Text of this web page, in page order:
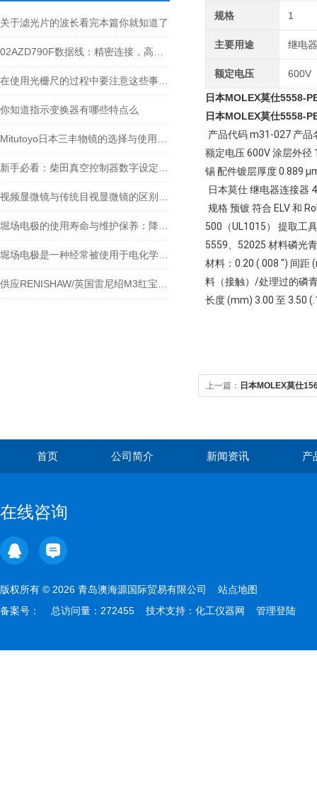
关于滤光片的波长看完本篇你就知道了
你知道指示变换器有哪些特点么
规格 1
主要用途 继电器
额定电压 600V
日本MOLEX莫仕5558-
日本MOLEX莫仕5558-
产品代码 m31-027 产品
额定电压 600V 涂层外径
锡 配件镀层厚度 0.889
日本莫仕 继电器连接器
规格 预镀 符合 ELV 和
500（UL1015） 提取工
5559、52025 材料磷光
材料：0.20 (.008 ″) 间距
料（接触）/处理过的磷
长度 (mm) 3.00 至 3.50
上一篇： 日本MOLEX莫仕
首页 公司简介 新闻资讯 产
在线咨询
版权所有 © 2026 青岛澳海源国际贸易有限公司 站点地图
备案号：
总访问量：272455 技术支持： 化工仪器网 管理登陆